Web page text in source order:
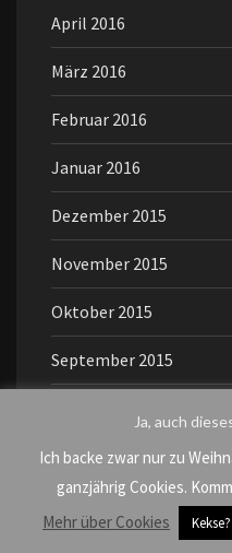
April 2016
März 2016
Februar 2016
Januar 2016
Dezember 2015
November 2015
Oktober 2015
September 2015
Juli 2015
Juni 2015
Ja, auch
Ich backe zwar nur zu
ganzjährig Cookies.
Mehr über Cookies